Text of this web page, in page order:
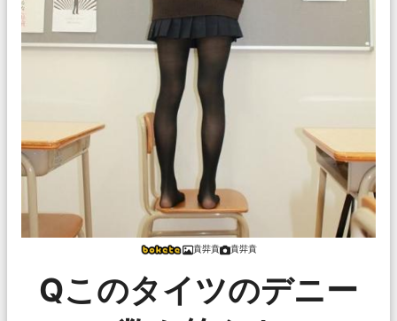
賁弉賁 賁弉賁
Qこのタイツのデニー